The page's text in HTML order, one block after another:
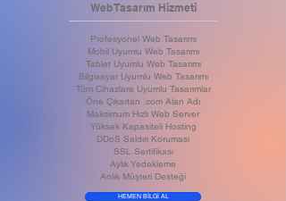
Web Tasarım Hizmeti
Profesyonel Web Tasarımı
Mobil Uyumlu Web Tasarımı
Tablet Uyumlu Web Tasarımı
Bilgisayar Uyumlu Web Tasarımı
Tüm Cihazlara Uyumlu Tasarımlar
Öne Çıkartan .com Alan Adı
Maksimum Hızlı Web Server
Yüksek Kapasiteli Hosting
DDoS Saldırı Koruması
SSL Sertifikası
Aylık Yedekleme
Anlık Müşteri Desteği
HEMEN BİLGİ AL